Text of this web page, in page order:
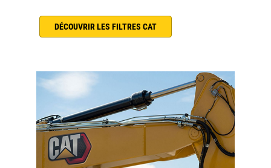
DÉCOUVRIR LES FILTRES CAT